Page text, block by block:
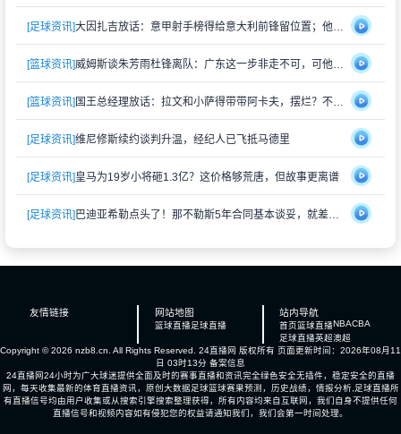
[足球资讯] 大因扎吉放话：意甲射手榜得给意大利前锋留位置；他还挺信曼奇尼
[篮球资讯] 威姆斯谈朱芳雨杜锋离队：广东这一步非走不可，可他们早晚会回来
[篮球资讯] 国王总经理放话：拉文和小萨得带带阿卡夫，摆烂？不存在的，赢球比上赛季多就行
[足球资讯]维尼修斯续约谈判升温，经纪人已飞抵马德里
[足球资讯]皇马为19岁小将砸1.3亿？这价格够荒唐，但故事更离谱
[足球资讯] 巴迪亚希勒点头了！那不勒斯5年合同基本谈妥，就差切尔西松口
友情链接 网站地图
篮球直播足球直播
站内导航
首页篮球直播NBACBA
足球直播英超澳超
Copyright © 2026 nzb8.cn. All Rights Reserved. 24直播网 版权所有 页面更新时间：2026年08月11
日 03时13分 备案信息
24直播网24小时为广大球迷提供全面及时的赛事直播和资讯完全绿色安全无插件，稳定安全的直播
网，每天收集最新的体育直播资讯，原创大数据足球篮球赛果预测，历史战绩，情报分析,足球直播所
有直播信号均由用户收集或从搜索引擎搜索整理获得，所有内容均来自互联网，我们自身不提供任何
直播信号和视频内容如有侵犯您的权益请通知我们，我们会第一时间处理。